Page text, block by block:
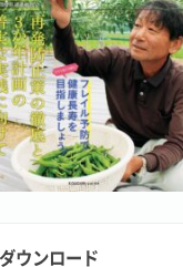
ウンロード